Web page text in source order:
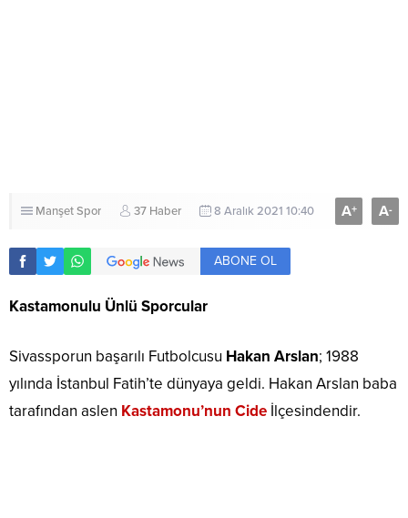
ManşetSpor 37 Haber 8 Aralık 2021 10:40 A+ A-
ABONE OL
Kastamonulu Ünlü Sporcular
Sivassporun başarılı Futbolcusu Hakan Arslan; 1988
yılında İstanbul Fatih’te dünyaya geldi. Hakan Arslan baba
tarafından aslen Kastamonu’nun Cide İlçesindendir.